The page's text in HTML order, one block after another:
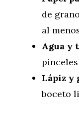
de
al
Agua y
Lápiz y
boceto